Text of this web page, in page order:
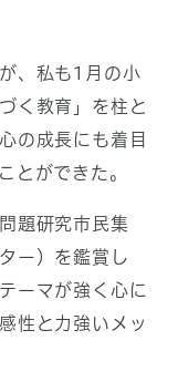
、私も1月の小
く教育」を柱と
の成長にも着目
とができた。
題研究市民集
ー）を鑑賞し
ーマが強く心に
性と力強いメッ